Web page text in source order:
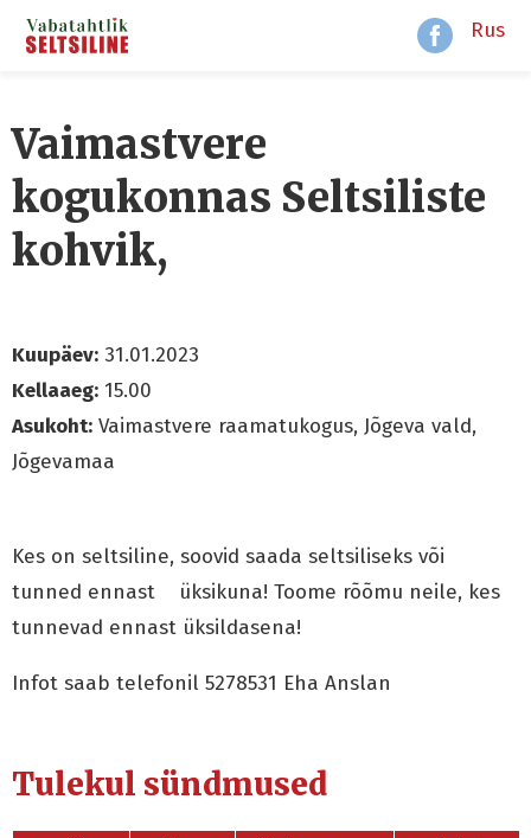
Rus
Vaimastvere
kogukonnas Seltsiliste
kohvik,
Kuupäev: 31.01.2023
Kellaaeg: 15.00
Asukoht: Vaimastvere raamatukogus, Jõgeva vald,
Jõgevamaa
Kes on seltsiline, soovid saada seltsiliseks või
tunned ennast üksikuna! Toome rõõmu neile, kes
tunnevad ennast üksildasena!
Infot saab telefonil 5278531 Eha Anslan
Tulekul sündmused